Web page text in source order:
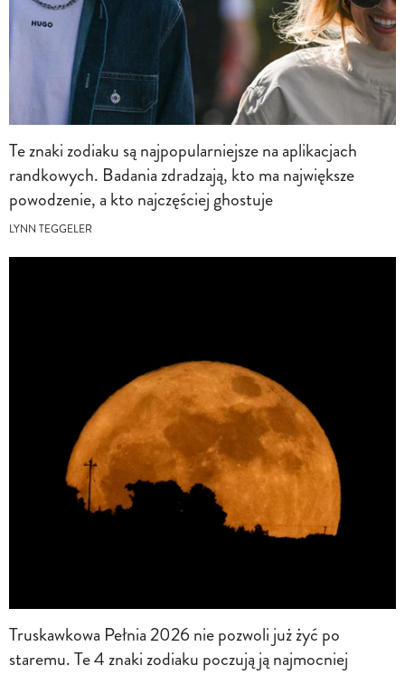
Te znaki zodiaku są najpopularniejsze na aplikacjach
randkowych. Badania zdradzają, kto ma największe
powodzenie, a kto najczęściej ghostuje
LYNN TEGGELER
Truskawkowa Pełnia 2026 nie pozwoli już żyć po
staremu. Te 4 znaki zodiaku poczują ją najmocniej